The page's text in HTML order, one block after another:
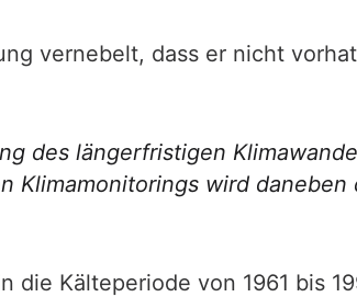
vernebelt, dass er nicht
des längerfristigen
Klimamonitorings wird
Kälteperiode von 1961 bis